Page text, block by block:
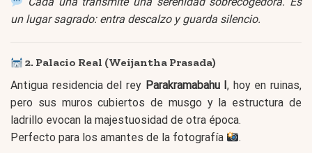
un lugar sagrado: entra descalzo y guarda silencio.
2. Palacio Real (Weijantha Prasada)
Antigua residencia del rey Parakramabahu I, hoy en ruinas,
pero sus muros cubiertos de musgo y la estructura de
ladrillo evocan la majestuosidad de otra época.
Perfecto para los amantes de la fotografía
.